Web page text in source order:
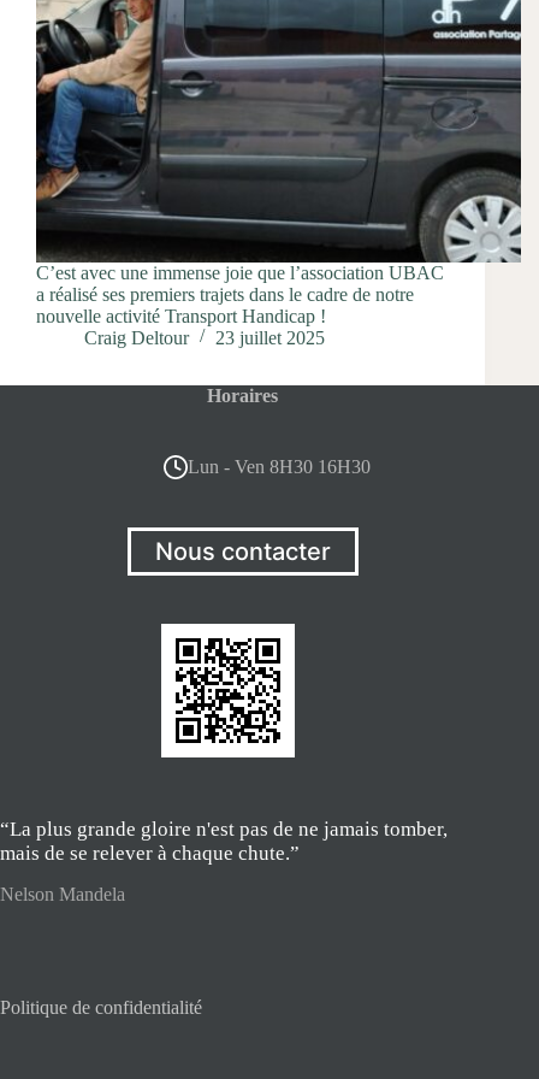
C’est avec une immense joie que l’association UBAC
a réalisé ses premiers trajets dans le cadre de notre
nouvelle activité Transport Handicap !
Craig Deltour
23 juillet 2025
Horaires
Lun - Ven 8H30 16H30
Nous contacter
“La plus grande gloire n'est pas de ne jamais tomber,
mais de se relever à chaque chute.”
Nelson Mandela
Politique de confidentialité